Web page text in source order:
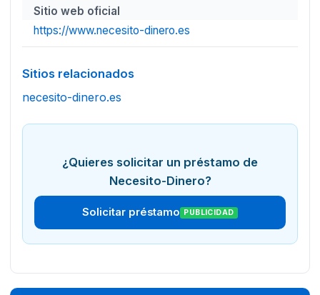
Sitio web oficial
https://www.necesito-dinero.es
Sitios relacionados
necesito-dinero.es
¿Quieres solicitar un préstamo de
Necesito-Dinero?
Solicitar préstamo PUBLICIDAD